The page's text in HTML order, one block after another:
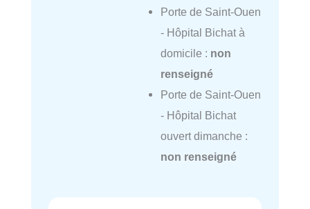
Porte de Saint-Ouen
- Hôpital Bichat à
domicile : non
renseigné
Porte de Saint-Ouen
- Hôpital Bichat
ouvert dimanche :
non renseigné